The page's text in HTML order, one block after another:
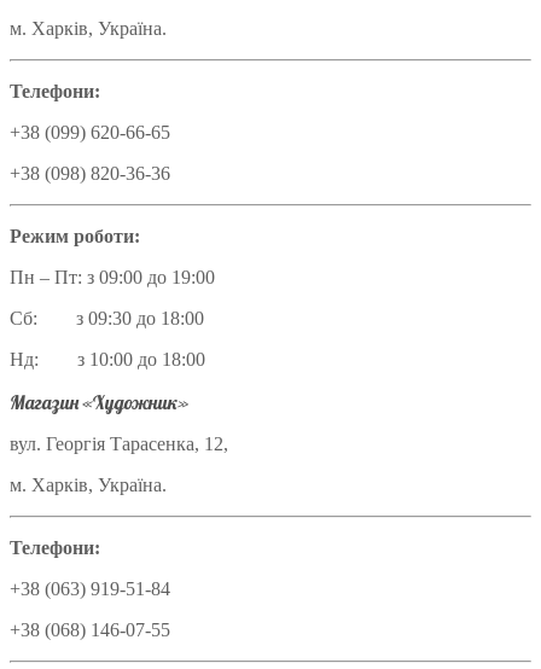
м. Харків, Україна.
Телефони:
+38 (099) 620-66-65
+38 (098) 820-36-36
Режим роботи:
Пн – Пт: з 09:00 до 19:00
Сб: з 09:30 до 18:00
Нд: з 10:00 до 18:00
Магазин «Художник»
вул. Георгія Тарасенка, 12,
м. Харків, Україна.
Телефони:
+38 (063) 919-51-84
+38 (068) 146-07-55